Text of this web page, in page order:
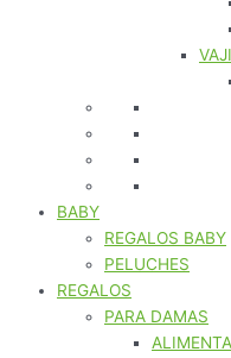
BABY
REGALOS BABY
PELUCHES
REGALOS
PARA DAMAS